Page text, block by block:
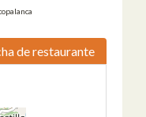
de restaurante